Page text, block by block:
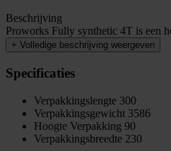
Beschrijving
Proworks Fully synthetic 4T is een
+ Volledige beschrijving weergeven
Specificaties
Verpakkingslengte 300
Verpakkingsgewicht 3586
Hoogte Verpakking 90
Verpakkingsbreedte 230